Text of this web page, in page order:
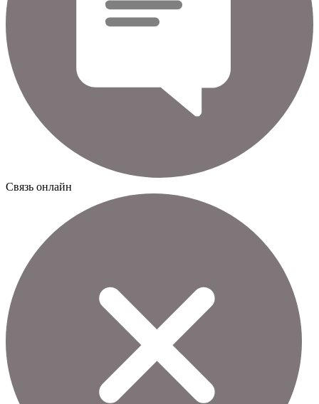
Cвязь онлайн